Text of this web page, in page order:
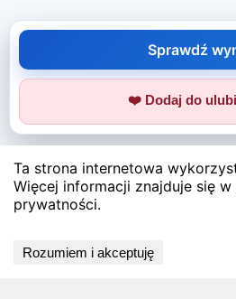
Sprawdź
❤️ Dodaj do
Ta strona internetowa
Więcej informacji znajduje się
prywatności.
Rozumiem i akceptuję